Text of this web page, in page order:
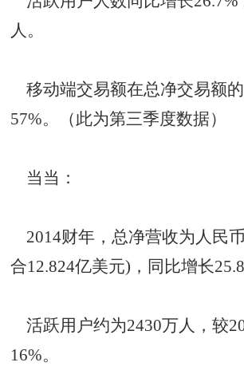
人。
移动端交易额在总净交易额
57%。（此为第三季度数据）
当当：
2014财年，总净营收为人民
合12.824亿美元)，同比增长
活跃用户约为2430万人，较
16%。